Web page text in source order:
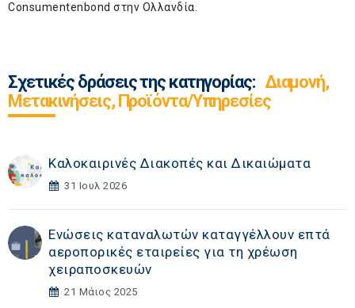
Consumentenbond στην Ολλανδία.
Σχετικές δράσεις της κατηγορίας: Διαμονή,
Μετακινήσεις, Προϊόντα/Υπηρεσίες
Καλοκαιρινές Διακοπές και Δικαιώματα
31 Ιουλ 2026
Ενώσεις καταναλωτών καταγγέλλουν επτά
αεροπορικές εταιρείες για τη χρέωση
χειραποσκευών
21 Μάιος 2025